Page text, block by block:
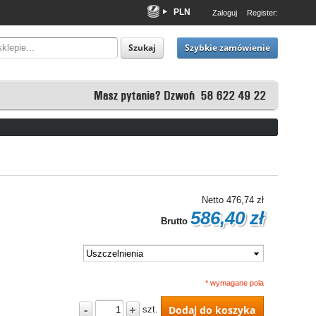
PLN
EUR
USD
Zaloguj Register:
Szukaj Szybkie zamówienie
Netto 476,74 zł
Brutto 586,40 zł
* wymagane pola
- + szt. Dodaj do koszyka